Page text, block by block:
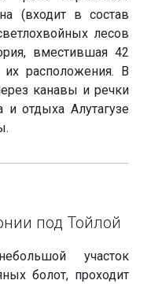
(входит в состав
лесов
вместившая 42
расположения. В
канавы и речки
и отдыха Алутагузе
под Тойлой
участок
болот, проходит